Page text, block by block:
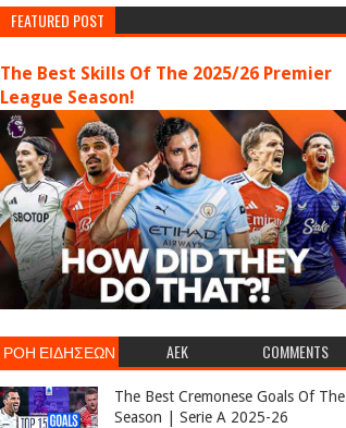
FEATURED POST
The Best Skills Of The 2025/26 Premier
League Season!
ΡΟΗ ΕΙΔΗΣΕΩΝ AEK COMMENTS
The Best Cremonese Goals Of The
Season | Serie A 2025-26